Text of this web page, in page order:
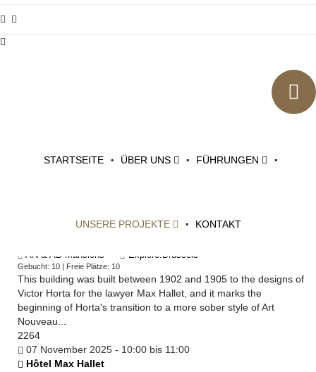
STARTSEITE ÜBER UNS FÜHRUNGEN
UNSERE PROJEKTE KONTAKT
Veranstaltungsübersicht
Max Hallet House
AN & AD Mansions Explore.Brussels
Gebucht: 10 | Freie Plätze: 10
This building was built between 1902 and 1905 to the designs of
Victor Horta for the lawyer Max Hallet, and it marks the
beginning of Horta's transition to a more sober style of Art
Nouveau...
2264
07 November 2025 - 10:00 bis 11:00
Hôtel Max Hallet